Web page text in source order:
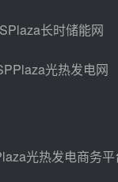
亚核阀业中标天山
热发电工程EPC总
止阀、熔盐三偏心蝶
08-05 17:15
包项目熔盐介质超
08-05 17:09
长时储能网
光热发电网
光热发电商务平